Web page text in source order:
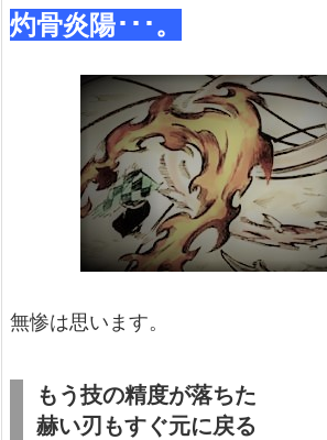
灼骨炎陽･･･。
無惨は思います。
もう技の精度が落ちた
赫い刃もすぐ元に戻る